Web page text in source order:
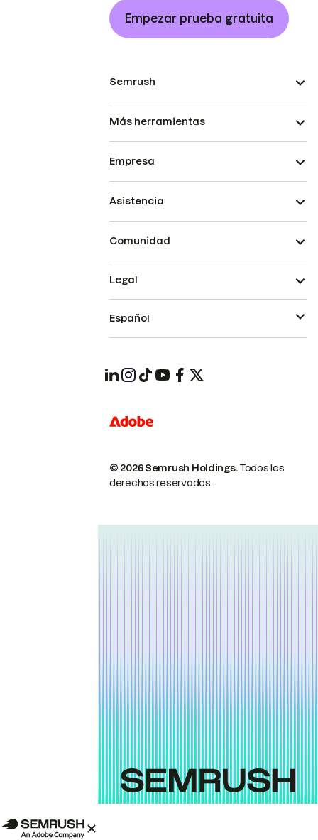
Empezar prueba gratuita
Semrush
Más herramientas
Empresa
Asistencia
Comunidad
© 2026 Semrush Holdings.Todos los
derechos reservados.
Legal
Español